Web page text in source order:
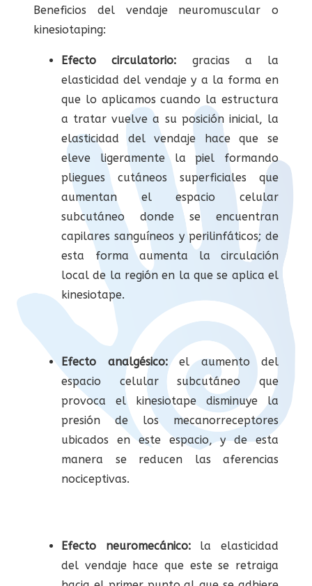
Beneficios del vendaje neuromuscular o
kinesiotaping:
Efecto circulatorio: gracias a la
elasticidad del vendaje y a la forma en
que lo aplicamos cuando la estructura
a tratar vuelve a su posición inicial, la
elasticidad del vendaje hace que se
eleve ligeramente la piel formando
pliegues cutáneos superficiales que
aumentan el espacio celular
subcutáneo donde se encuentran
capilares sanguíneos y perilinfáticos; de
esta forma aumenta la circulación
local de la región en la que se aplica el
kinesiotape.
Efecto analgésico:el aumento del
espacio celular subcutáneo que
provoca el kinesiotape disminuye la
presión de los mecanorreceptores
ubicados en este espacio, y de esta
manera se reducen las aferencias
nociceptivas.
Efecto neuromecánico:la elasticidad
del vendaje hace que este se retraiga